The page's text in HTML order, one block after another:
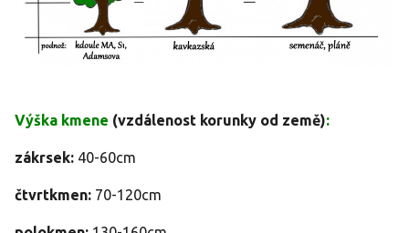
Výška kmene (vzdálenost korunky od země):
zákrsek: 40-60cm
čtvrtkmen: 70-120cm